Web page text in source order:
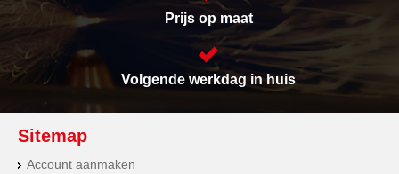
Prijs op maat
Volgende werkdag in huis
Sitemap
Account aanmaken